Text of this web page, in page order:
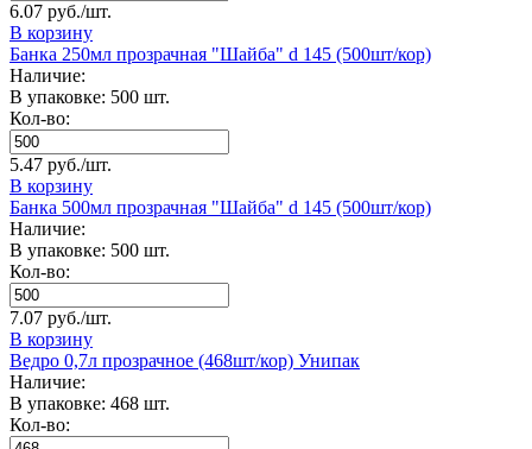
6.07 руб./шт.
В корзину
Банка 250мл прозрачная "Шайба" d 145 (500шт/кор)
Наличие:
В упаковке: 500 шт.
Кол-во:
5.47 руб./шт.
В корзину
Банка 500мл прозрачная "Шайба" d 145 (500шт/кор)
Наличие:
В упаковке: 500 шт.
Кол-во:
7.07 руб./шт.
В корзину
Ведро 0,7л прозрачное (468шт/кор) Унипак
Наличие:
В упаковке: 468 шт.
Кол-во: